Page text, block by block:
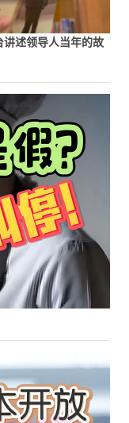
述领导人当年的故